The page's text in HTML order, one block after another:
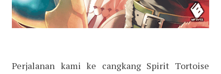
Perjalanan kami ke cangkang Spirit Tortoise